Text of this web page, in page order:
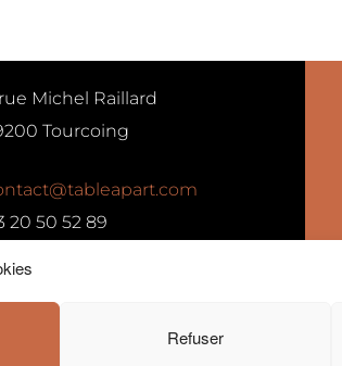
Refuser
Michel Raillard
Tourcoing
20 50 52 89
générales de Ventes